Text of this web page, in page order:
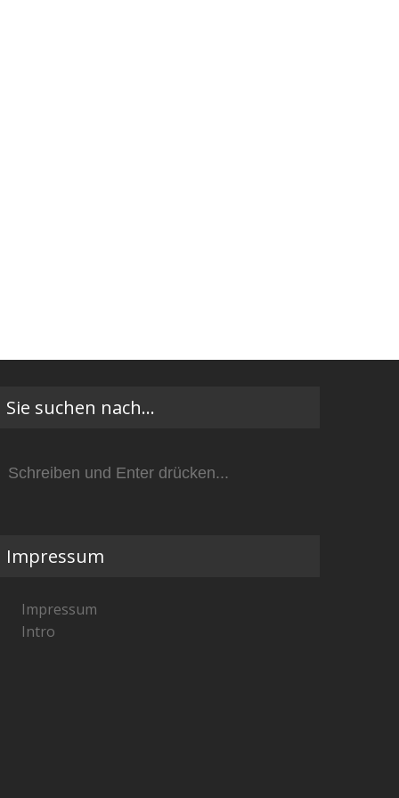
Sie suchen nach…
Impressum
Impressum
Intro